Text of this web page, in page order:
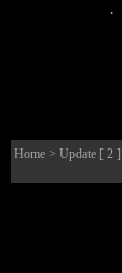
        .
Home > Update [ 2 ]